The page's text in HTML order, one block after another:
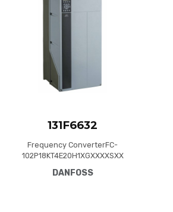
131F6632
Frequency ConverterFC-
102P18KT4E20H1XGXXXXSXX
Drive FC-102(P18K) 18.5 KW /
DANFOSS